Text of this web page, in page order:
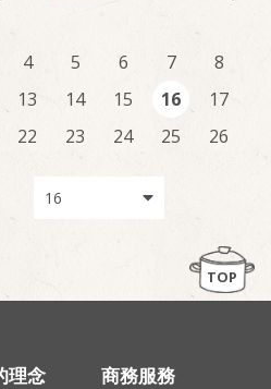
4 5 6 7
8
13 14 15 16
17
22 23 24 25
26
TOP
理念 商務服務